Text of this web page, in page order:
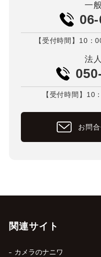
一
【受付時間】10：
法
【受付時間】10
お問
関連サイト
カメラのナニワ